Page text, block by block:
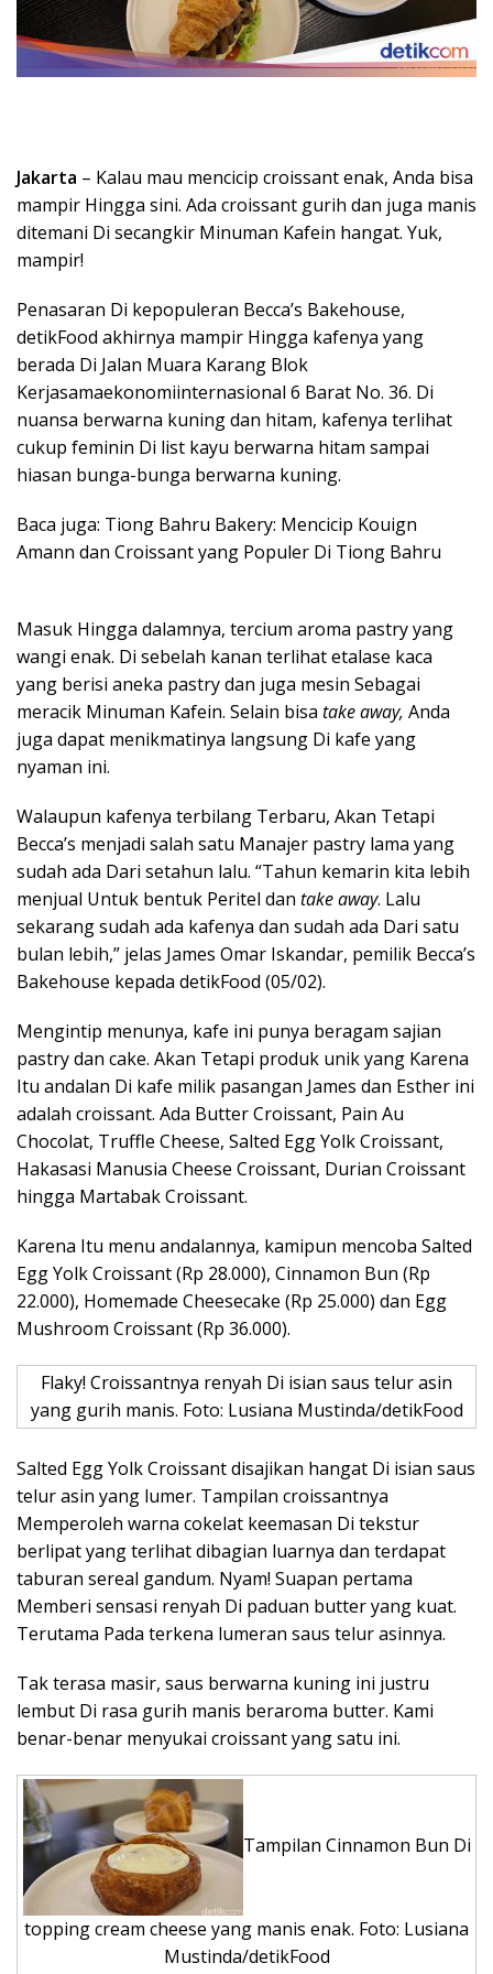
Jakarta – Kalau mau mencicip croissant enak, Anda bisa
mampir Hingga sini. Ada croissant gurih dan juga manis
ditemani Di secangkir Minuman Kafein hangat. Yuk,
mampir!
Penasaran Di kepopuleran Becca’s Bakehouse,
detikFood akhirnya mampir Hingga kafenya yang
berada Di Jalan Muara Karang Blok
Kerjasamaekonomiinternasional 6 Barat No. 36. Di
nuansa berwarna kuning dan hitam, kafenya terlihat
cukup feminin Di list kayu berwarna hitam sampai
hiasan bunga-bunga berwarna kuning.
Baca juga: Tiong Bahru Bakery: Mencicip Kouign
Amann dan Croissant yang Populer Di Tiong Bahru
Masuk Hingga dalamnya, tercium aroma pastry yang
wangi enak. Di sebelah kanan terlihat etalase kaca
yang berisi aneka pastry dan juga mesin Sebagai
meracik Minuman Kafein. Selain bisa take away, Anda
juga dapat menikmatinya langsung Di kafe yang
nyaman ini.
Walaupun kafenya terbilang Terbaru, Akan Tetapi
Becca’s menjadi salah satu Manajer pastry lama yang
sudah ada Dari setahun lalu. “Tahun kemarin kita lebih
menjual Untuk bentuk Peritel dan take away. Lalu
sekarang sudah ada kafenya dan sudah ada Dari satu
bulan lebih,” jelas James Omar Iskandar, pemilik Becca’s
Bakehouse kepada detikFood (05/02).
Mengintip menunya, kafe ini punya beragam sajian
pastry dan cake. Akan Tetapi produk unik yang Karena
Itu andalan Di kafe milik pasangan James dan Esther ini
adalah croissant. Ada Butter Croissant, Pain Au
Chocolat, Truffle Cheese, Salted Egg Yolk Croissant,
Hakasasi Manusia Cheese Croissant, Durian Croissant
hingga Martabak Croissant.
Karena Itu menu andalannya, kamipun mencoba Salted
Egg Yolk Croissant (Rp 28.000), Cinnamon Bun (Rp
22.000), Homemade Cheesecake (Rp 25.000) dan Egg
Mushroom Croissant (Rp 36.000).
Flaky! Croissantnya renyah Di isian saus telur asin
yang gurih manis. Foto: Lusiana Mustinda/detikFood
Salted Egg Yolk Croissant disajikan hangat Di isian saus
telur asin yang lumer. Tampilan croissantnya
Memperoleh warna cokelat keemasan Di tekstur
berlipat yang terlihat dibagian luarnya dan terdapat
taburan sereal gandum. Nyam! Suapan pertama
Memberi sensasi renyah Di paduan butter yang kuat.
Terutama Pada terkena lumeran saus telur asinnya.
Tak terasa masir, saus berwarna kuning ini justru
lembut Di rasa gurih manis beraroma butter. Kami
benar-benar menyukai croissant yang satu ini.
Tampilan Cinnamon Bun Di
topping cream cheese yang manis enak. Foto: Lusiana
Mustinda/detikFood